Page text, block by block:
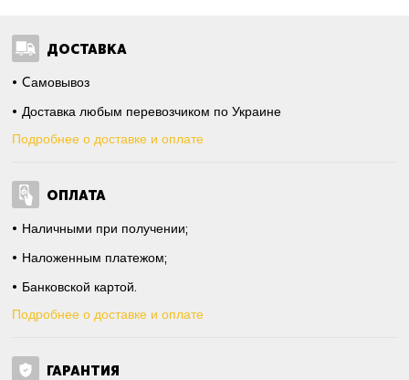
ДОСТАВКА
Cамовывоз
Доставка любым перевозчиком по Украине
Подробнее о доставке и оплате
ОПЛАТА
Наличными при получении;
Наложенным платежом;
Банковской картой.
Подробнее о доставке и оплате
ГАРАНТИЯ